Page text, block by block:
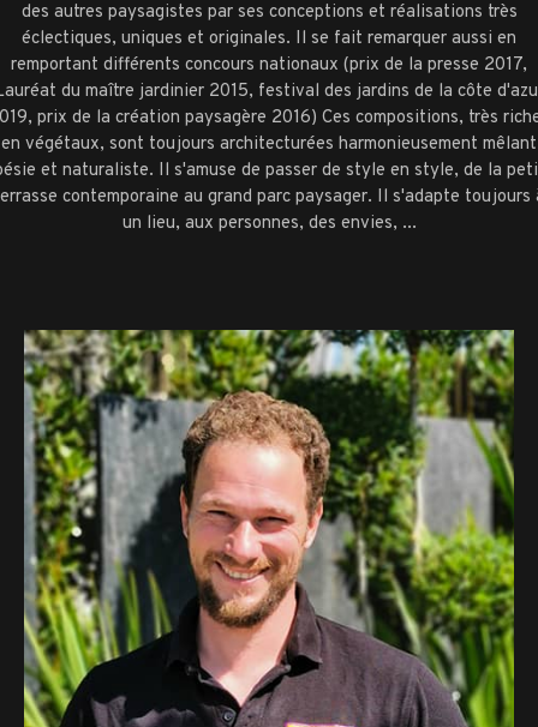
des autres paysagistes par ses conceptions et réalisations très
éclectiques, uniques et originales. Il se fait remarquer aussi en
remportant différents concours nationaux (prix de la presse 2017,
du maître jardinier 2015, festival des jardins de la côte
prix de la création paysagère 2016) Ces compositions, très
en végétaux, sont toujours architecturées harmonieusement mêlant
et naturaliste. Il s'amuse de passer de style en style, de la
contemporaine au grand parc paysager. Il s'adapte toujours
un lieu, aux personnes, des envies, ...